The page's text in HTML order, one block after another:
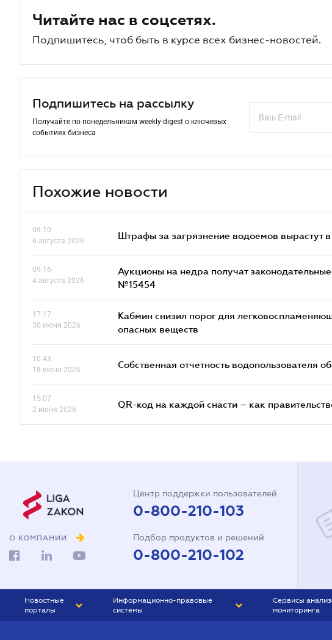
Читайте нас в соцсетях.
Подпишитесь, чтоб быть в курсе всех бизнес-новостей.
Подпишитесь на рассылку
Получайте по понедельникам weekly-digest о ключевых
событиях бизнеса
Похожие новости
09.10
6 августа 2026
Штрафы за загрязнение водоемов вырастут
09.16
4 августа 2026
Аукционы на недра получат
№15454
17.17
30 июня 2026
Кабмин снизил порог для
опасных веществ
10.43
18 июня 2026
Собственная отчетность водопользователя
15.07
2 июня 2026
QR-код на каждой снасти – как
О КОМПАНИИ
Центр поддержки пользователей
0-800-210-103
Подбор продуктов и решений
0-800-210-102
Новостные
порталы
Информационно-правовые
системы
Сервисы
мониторинга